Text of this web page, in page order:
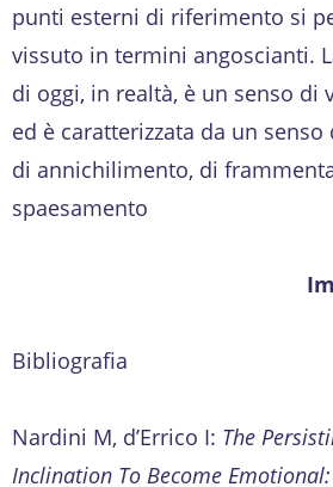
punti esterni di riferimento si
vissuto in termini angoscianti.
di oggi, in realtà, è un senso di
ed è caratterizzata da un
di annichilimento, di
spaesamento
Bibliografia
Nardini M, d’Errico I: The
Inclination To Become Emotional: